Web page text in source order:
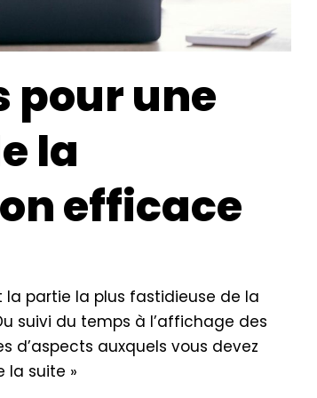
pour une
la
efficace
partie la plus fastidieuse de la
suivi du temps à l’affichage des
d’aspects auxquels vous devez
la suite »